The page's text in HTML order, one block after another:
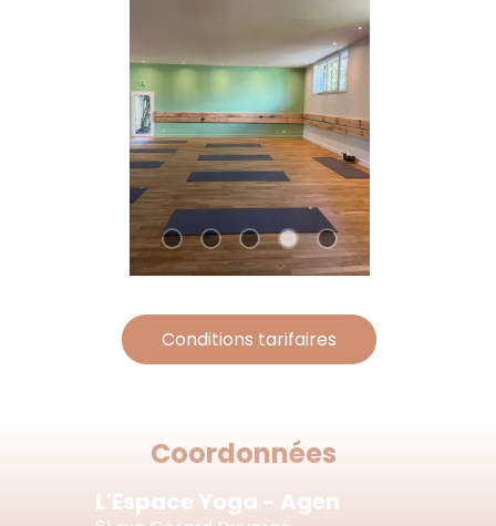
Coordonnées
L'Espace Yoga - Agen
Conditions tarifaires